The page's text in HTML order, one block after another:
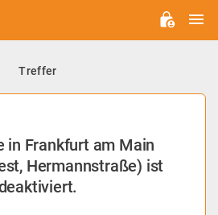
Treffer
in Frankfurt am Main
Hermannstraße) ist